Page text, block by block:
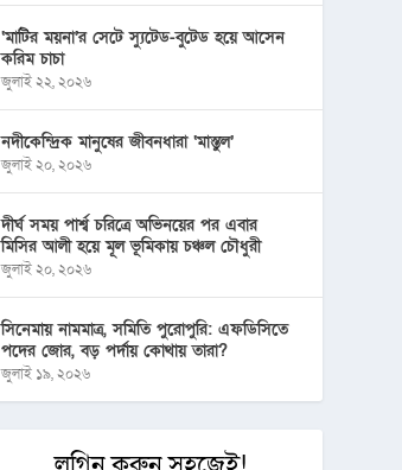
‘মাটির ময়না’র সেটে স্যুটেড-বুটেড হয়ে আসেন
করিম চাচা
জুলাই ২২, ২০২৬
নদীকেন্দ্রিক মানুষের জীবনধারা ‘মাস্তুল’
জুলাই ২০, ২০২৬
দীর্ঘ সময় পার্শ্ব চরিত্রে অভিনয়ের পর এবার
মিসির আলী হয়ে মূল ভূমিকায় চঞ্চল চৌধুরী
জুলাই ২০, ২০২৬
সিনেমায় নামমাত্র, সমিতি পুরোপুরি: এফডিসিতে
পদের জোর, বড় পর্দায় কোথায় তারা?
জুলাই ১৯, ২০২৬